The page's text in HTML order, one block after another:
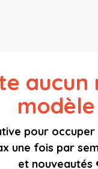
aucun
modèle
pour occuper
une fois par
et